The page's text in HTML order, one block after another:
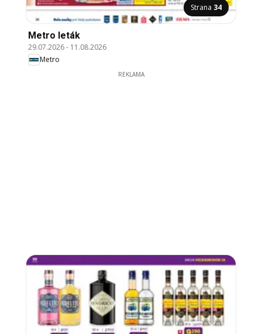
Strana 34
Metro leták
29.07.2026- 11.08.2026
Metro
REKLAMA